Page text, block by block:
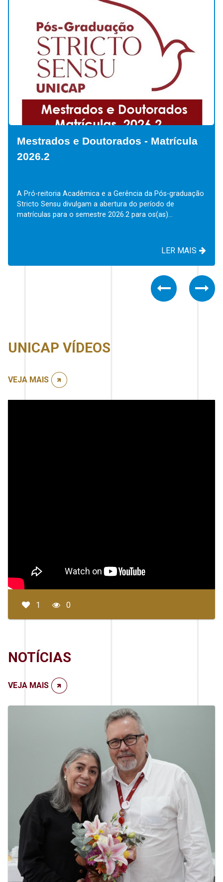
Mestrados e Doutorados - Matrícula
2026.2
A Pró-reitoria Acadêmica e a Gerência da Pós-graduação
Stricto Sensu divulgam a abertura do período de
matrículas para o semestre 2026.2 para os(as)...
LER MAIS
Previous
UNICAP VÍDEOS
VEJA MAIS
1 0
NOTÍCIAS
VEJA MAIS